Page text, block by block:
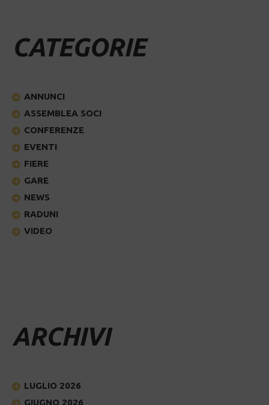
CATEGORIE
ANNUNCI
ASSEMBLEA SOCI
CONFERENZE
EVENTI
FIERE
GARE
NEWS
RADUNI
VIDEO
ARCHIVI
LUGLIO 2026
GIUGNO 2026